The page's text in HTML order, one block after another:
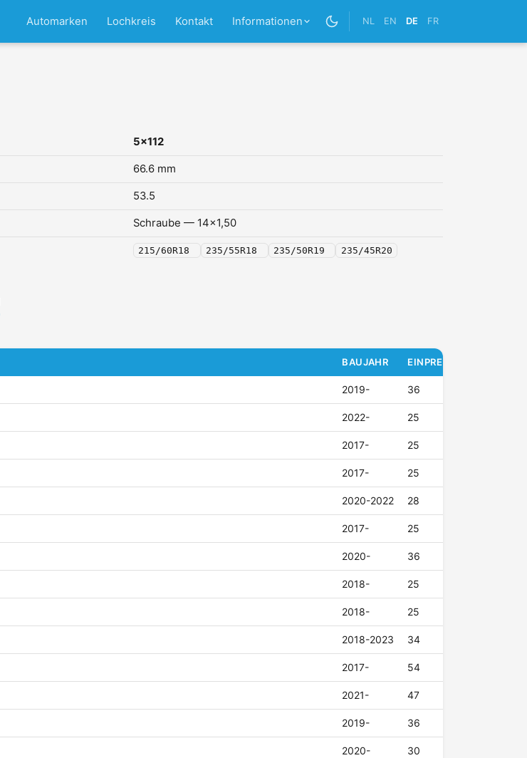
Automarken Lochkreis Kontakt Informationen NL EN DE FR
5x112
66.6 mm
53.5
Schraube — 14x1,50
215/60R18 235/55R18 235/50R19 235/45R20
BAUJAHR EINPRESSTIEFE (ET)
2019- 36
2022- 25
2017- 25
2017- 25
2020-2022 28
2017- 25
2020- 36
2018- 25
2018- 25
2018-2023 34
2017- 54
2021- 47
2019- 36
2020- 30